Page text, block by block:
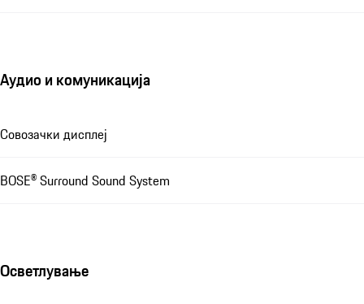
Аудио и комуникација
Совозачки дисплеј
BOSE® Surround Sound System
Осветлување